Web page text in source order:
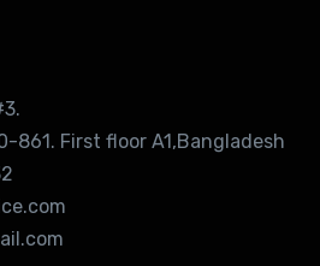
861. First floor A1,Bangladesh